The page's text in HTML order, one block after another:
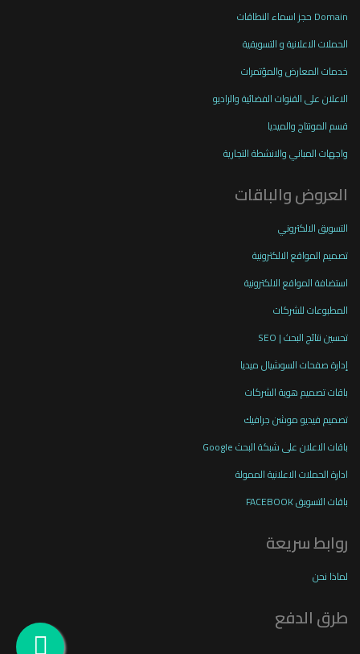
Domain حجز اسماء النطاقات
الحملات الاعلانية و التسويقية
خدمات المعارض والمؤتمرات
الاعلان على القنوات الفضائية والراديو
قسم المونتاج والميديا
واجهات المباني والانشطة التجارية
العروض والباقات
التسويق الالكتروني
تصميم المواقع الالكترونية
استضافة المواقع الالكترونية
المطبوعات للشركات
تحسين نتائج البحث | SEO
إدارة صفحات السوشيال ميديا
باقات تصميم هوية الشركات
تصميم فيديو موشن جرافيك
باقات الاعلان على شبكة البحث Google
ادارة الحملات الاعلانية الممولة
باقات التسويق FACEBOOK
روابط سريعة
لماذا نحن
طرق الدفع